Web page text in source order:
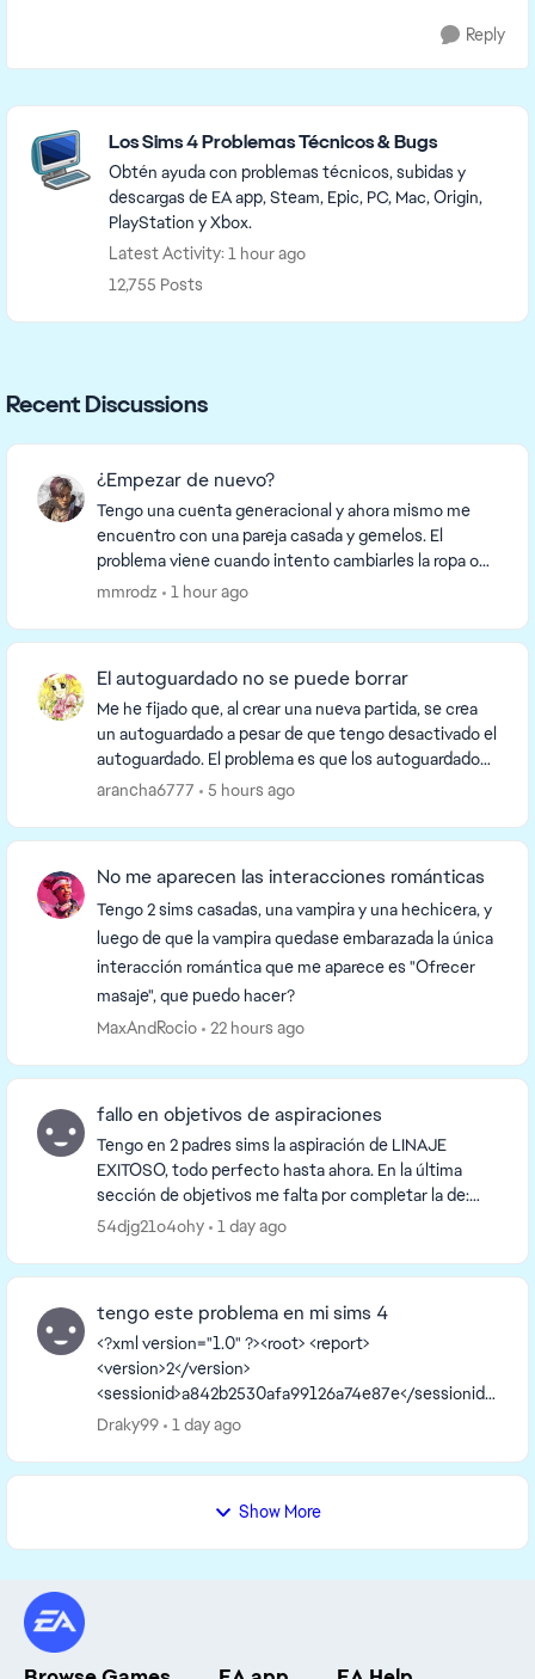
Reply
Featured Places
Los Sims 4 Problemas Técnicos & Bugs
Obtén ayuda con problemas técnicos, subidas y
descargas de EA app, Steam, Epic, PC, Mac, Origin,
PlayStation y Xbox.
Latest Activity: 1 hour ago
12,755 Posts
Recent Discussions
¿Empezar de nuevo?
Tengo una cuenta generacional y ahora mismo me
encuentro con una pareja casada y gemelos. El
problema viene cuando intento cambiarles la ropa o
algo, que al salir me dicen que acaban de comenzar
mmrodz 1 hour ago
El autoguardado no se puede borrar
Me he fijado que, al crear una nueva partida, se crea
un autoguardado a pesar de que tengo desactivado el
autoguardado. El problema es que los autoguardados
no se pueden borrar desde el menú principa...
arancha6777 5 hours ago
No me aparecen las interacciones románticas
Tengo 2 sims casadas, una vampira y una hechicera, y
luego de que la vampira quedase embarazada la única
interacción romántica que me aparece es "Ofrecer
masaje", que puedo hacer?
MaxAndRocio
22 hours ago
fallo en objetivos de aspiraciones
Tengo en 2 padres sims la aspiración de LINAJE
EXITOSO, todo perfecto hasta ahora. En la última
sección de objetivos me falta por completar la de:
hacer que un hijo niño complete una aspiración y
54djg21o4ohy 1 day ago
tengo este problema en mi sims 4
<?xml version="1.0" ?><root> <report>
<version>2</version>
<sessionid>a842b2530afa99126a74e87e</sessionid>
<type>desync</type>
<createtime>2026-08-06 16:09:38</createti...
Draky99 1 day ago
Show More